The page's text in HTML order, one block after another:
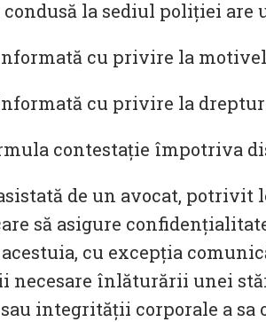
condusă la sediul poliției are
cu privire la
cu privire la
contestație împotriva
de un avocat, potrivit
să asigure
cu excepția
necesare înlăturării unei
integrității corporale a sa